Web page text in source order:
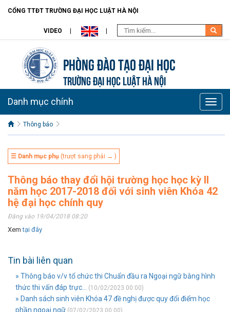
CỔNG TTĐT TRƯỜNG ĐẠI HỌC LUẬT HÀ NỘI
VIDEO
Phòng Đào Tạo đại học
TRƯỜNG ĐẠI HỌC LUẬT HÀ NỘI
Toggle
Danh mục chính
Thông báo
☰ Danh mục phụ (trượt sang phải → )
Thông báo thay đổi hội trường học học kỳ II
năm học 2017-2018 đối với sinh viên Khóa 42
hệ đại học chính quy
Đăng vào 19/04/2018 08:20
Xemtại đây
Tin bài liên quan
» Thông báo v/v tổ chức thi Chuẩn đầu ra Ngoại ngữ bằng hình
thức thi vấn đáp trực...
(10/02/2023 00:00)
» Danh sách sinh viên Khóa 47 đề nghị được quy đổi điểm học
phần ngoại ngữ (07/02/2023 00:00)